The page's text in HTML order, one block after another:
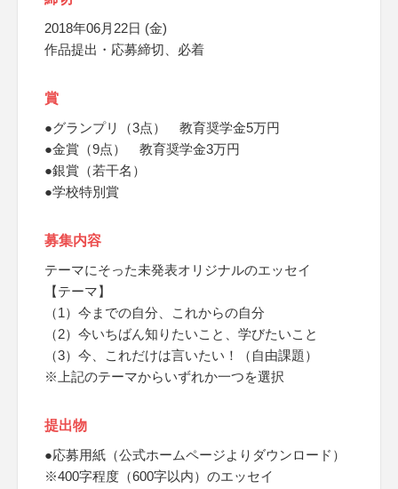
2018年06月22日 (金)
作品提出・応募締切、必着
賞
●グランプリ（3点） 教育奨学金5万円
●金賞（9点） 教育奨学金3万円
●銀賞（若干名）
●学校特別賞
募集内容
テーマにそった未発表オリジナルのエッセイ
【テーマ】
（1）今までの自分、これからの自分
（2）今いちばん知りたいこと、学びたいこと
（3）今、これだけは言いたい！（自由課題）
※上記のテーマからいずれか一つを選択
提出物
●応募用紙（公式ホームページよりダウンロード）
※400字程度（600字以内）のエッセイ